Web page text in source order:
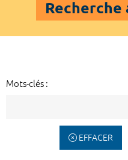
Recherche
Mots-clés :
EFFACER